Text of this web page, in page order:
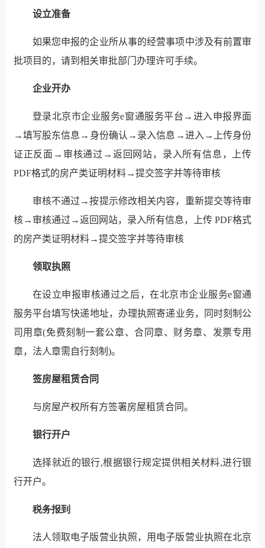
设立准备
如果您申报的企业所从事的经营事项中涉及有前置审
批项目的，请到相关审批部门办理许可手续。
企业开办
登录北京市企业服务e窗通服务平台→进入申报界面
→填写股东信息→身份确认→录入信息→进入→上传身份
证正反面→审核通过→返回网站，录入所有信息，上传
PDF格式的房产类证明材料→提交签字并等待审核
审核不通过→按提示修改相关内容，重新提交等待审
核→审核通过→返回网站，录入所有信息，上传 PDF格式
的房产类证明材料→提交签字并等待审核
领取执照
在设立申报审核通过之后，在北京市企业服务e窗通
服务平台填写快递地址，办理执照寄递业务，同时刻制公
司用章(免费刻制一套公章、合同章、财务章、发票专用
章，法人章需自行刻制)。
签房屋租赁合同
与房屋产权所有方签署房屋租赁合同。
银行开户
选择就近的银行,根据银行规定提供相关材料,进行银
行开户。
税务报到
法人领取电子版营业执照，用电子版营业执照在北京